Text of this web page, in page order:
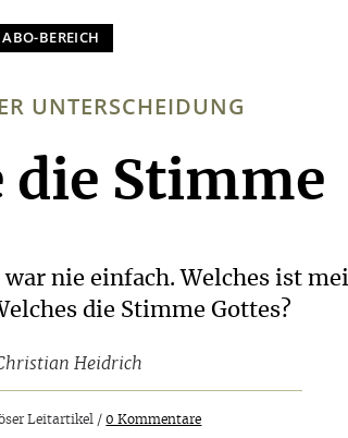
UNTERSCHEIDUNG
:
die Stimme
nie einfach. Welches ist
die Stimme Gottes?
Heidrich
Leitartikel /0 Kommentare